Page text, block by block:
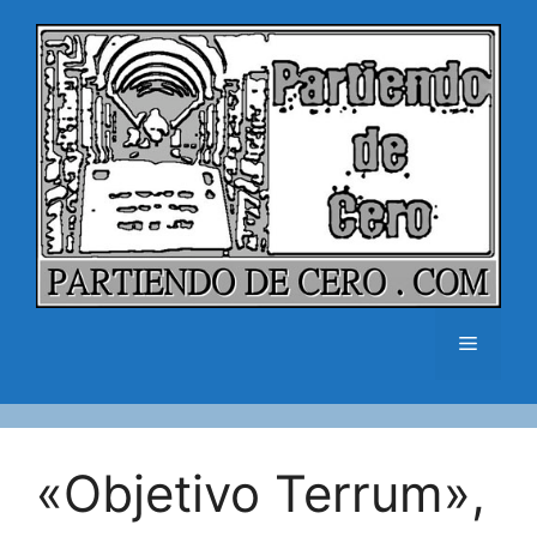
contenido
Menú
«Objetivo Terrum»,